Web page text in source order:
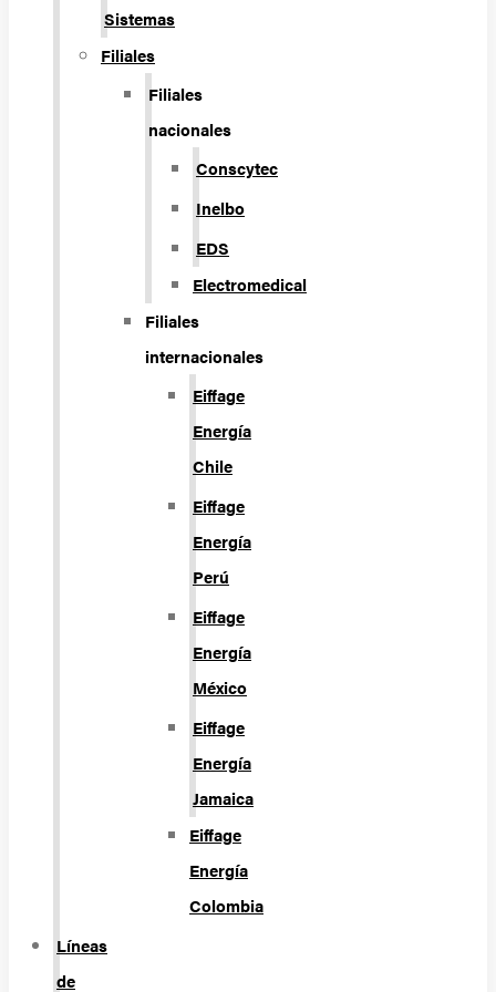
Sistemas
Filiales
Filiales
nacionales
Conscytec
Inelbo
EDS
Electromedical
Filiales
internacionales
Eiffage
Energía
Chile
Eiffage
Energía
Perú
Eiffage
Energía
México
Eiffage
Energía
Jamaica
Eiffage
Energía
Colombia
Líneas
de